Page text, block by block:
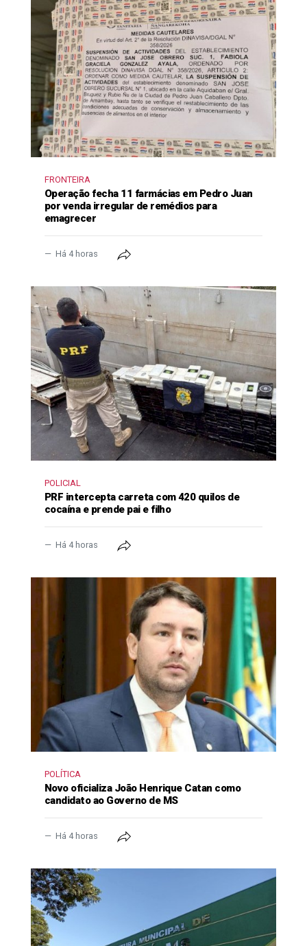
FRONTEIRA
Operação fecha 11 farmácias em Pedro Juan
por venda irregular de remédios para
emagrecer
Há 4 horas
POLICIAL
PRF intercepta carreta com 420 quilos de
cocaína e prende pai e filho
Há 4 horas
POLÍTICA
Novo oficializa João Henrique Catan como
candidato ao Governo de MS
Há 4 horas